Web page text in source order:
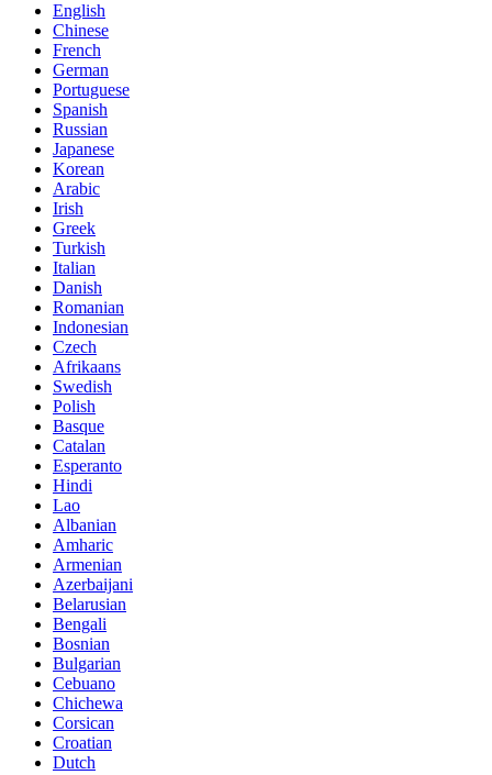
English
Chinese
French
German
Portuguese
Spanish
Russian
Japanese
Korean
Arabic
Irish
Greek
Turkish
Italian
Danish
Romanian
Indonesian
Czech
Afrikaans
Swedish
Polish
Basque
Catalan
Esperanto
Hindi
Lao
Albanian
Amharic
Armenian
Azerbaijani
Belarusian
Bengali
Bosnian
Bulgarian
Cebuano
Chichewa
Corsican
Croatian
Dutch